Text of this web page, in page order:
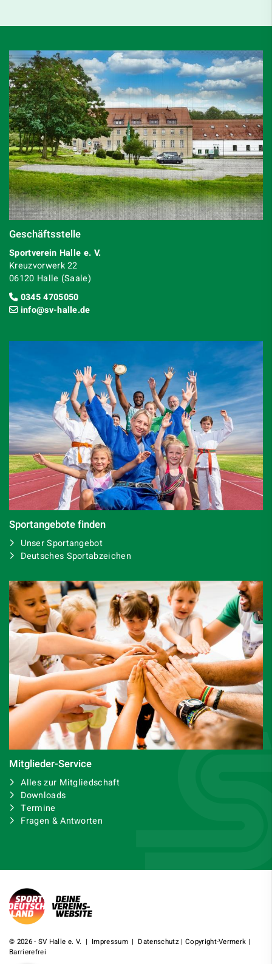
Geschäftsstelle
Sportverein Halle e. V.
Kreuzvorwerk 22
06120 Halle (Saale)
0345 4705050
info@sv-halle.de
Sportangebote finden
Unser Sportangebot
Deutsches Sportabzeichen
Mitglieder-Service
Alles zur Mitgliedschaft
Downloads
Termine
Fragen & Antworten
© 2026 - SV Halle e. V. | Impressum| Datenschutz | Copyright-Vermerk |
Barrierefrei